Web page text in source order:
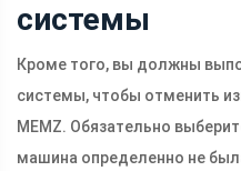
системы
Кроме того, вы должны
системы, чтобы отменить
MEMZ. Обязательно
машина определенно не